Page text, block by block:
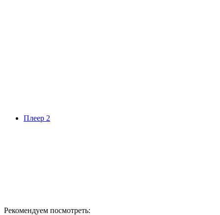
Плеер 2
Рекомендуем посмотреть: